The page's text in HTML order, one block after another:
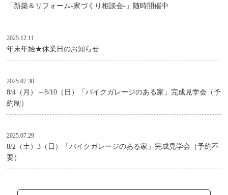
「新築＆リフォーム-家づくり相談会-」随時開催中
2025.12.11
年末年始★休業日のお知らせ
2025.07.30
8/4（月）～8/10（日）「バイクガレージのある家」完成見学会（予
約制）
2025.07.29
8/2（土）3（日）「バイクガレージのある家」完成見学会（予約不
要）